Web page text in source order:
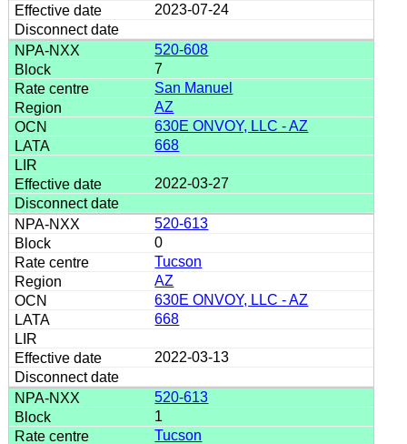
2023-07-24
520-608
7
San Manuel
AZ
630E ONVOY, LLC - AZ
668
2022-03-27
520-613
0
Tucson
AZ
630E ONVOY, LLC - AZ
668
2022-03-13
520-613
1
Tucson